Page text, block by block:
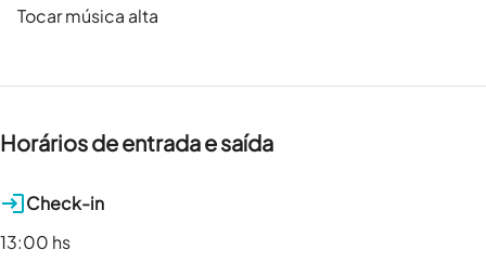
Tocar música alta
Horários de entrada e saída
Check-in
13:00 hs